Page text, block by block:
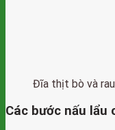
Đĩa thịt bò và
Các bước nấu lẩu